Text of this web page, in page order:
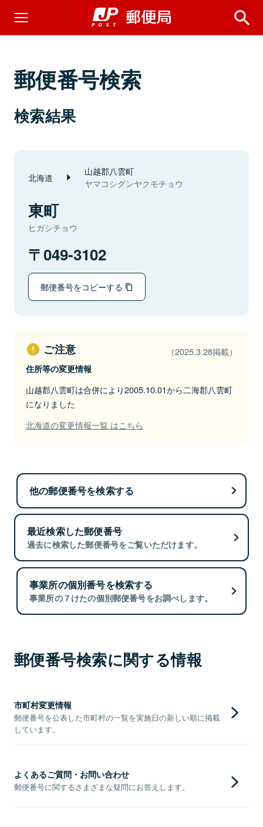
郵便番号検索
検索結果
北海道 山越郡八雲町
ヤマコシグンヤクモチョウ
東町
ヒガシチョウ
049-3102
郵便番号をコピーする
ご注意 （2025.3.28掲載）
住所等の変更情報
山越郡八雲町は合併により2005.10.01から二海郡八雲町
になりました
北海道の変更情報一覧 はこちら
他の郵便番号を検索する
最近検索した郵便番号
過去に検索した郵便番号をご覧いただけます。
事業所の個別番号を検索する
事業所の７けたの個別郵便番号をお調べします。
郵便番号検索に関する情報
市町村変更情報
郵便番号を公表した市町村の一覧を実施日の新しい順に掲載
しています。
よくあるご質問・お問い合わせ
郵便番号に関するさまざまな疑問にお答えします。